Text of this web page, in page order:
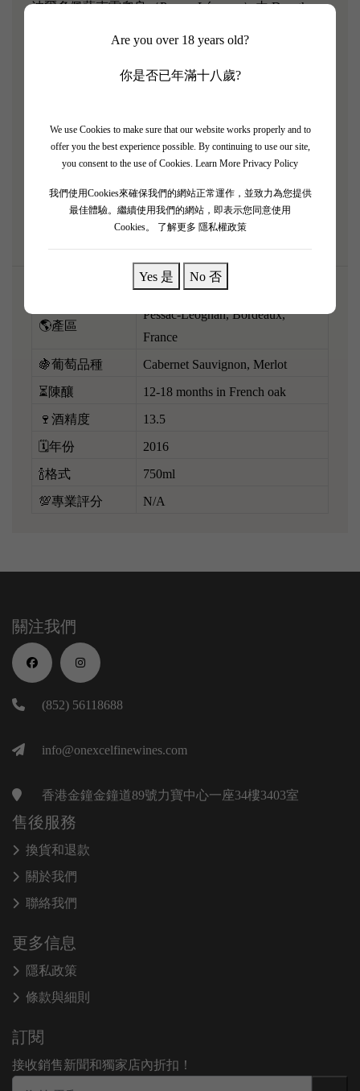
Are you over 18 years old?
你是否已年滿十八歲?
We use Cookies to make sure that our website works properly and to
offer you the best experience possible. By continuing to use our site,
you consent to the use of Cookies. Learn More Privacy Policy
我們使用Cookies來確保我們的網站正常運作，並致力為您提供
最佳體驗。繼續使用我們的網站，即表示您同意使用
Cookies。
了解更多 隱私權政策
Yes 是 No 否
波爾多佩薩克雷奧良（Pessac-Léognan）由 Dourthe
支酒果味極度濃縮，完美展現咗產區獨有嘅煙燻與礦
酒體飽滿厚實，口感極度豐厚油潤，單寧海量但已經
打磨得似絲絨咁滑，結構宏大得嚟又好平衡。 強烈
建議提早醒酒，配搭濃味嘅柱侯牛腩或者炭烤厚切和
牛，肉香同酒香互相衝擊，性價比極高！
🌎產區
Pessac-Léognan, Bordeaux,
France
🍇葡萄品種 Cabernet Sauvignon, Merlot
⏳陳釀 12-18 months in French oak
🍷酒精度 13.5
🗓️年份 2016
🍾格式 750ml
💯專業評分 N/A
關注我們
(852) 56118688
info@onexcelfinewines.com
香港金鐘金鐘道89號力寶中心一座34樓3403室
售後服務
換貨和退款
關於我們
聯絡我們
更多信息
隱私政策
條款與細則
訂閱
接收銷售新聞和獨家店內折扣！